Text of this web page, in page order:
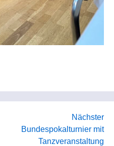
Nächster
Bundespokalturnier mit
Tanzveranstaltung